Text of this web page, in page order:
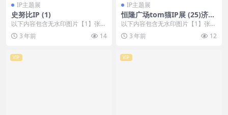
IP主题展
史努比IP (1)
以下内容包含无水印图片【1】张
，开通会员无障碍浏览 开通VIP会
员 3 年前 14
IP主题展
恒隆广场tom猫IP展 (25)济宁
市美陈网
以下内容包含无水印图片【1】张
，开通会员无障碍浏览 开通VIP会
员 3 年前 12
VIP VIP